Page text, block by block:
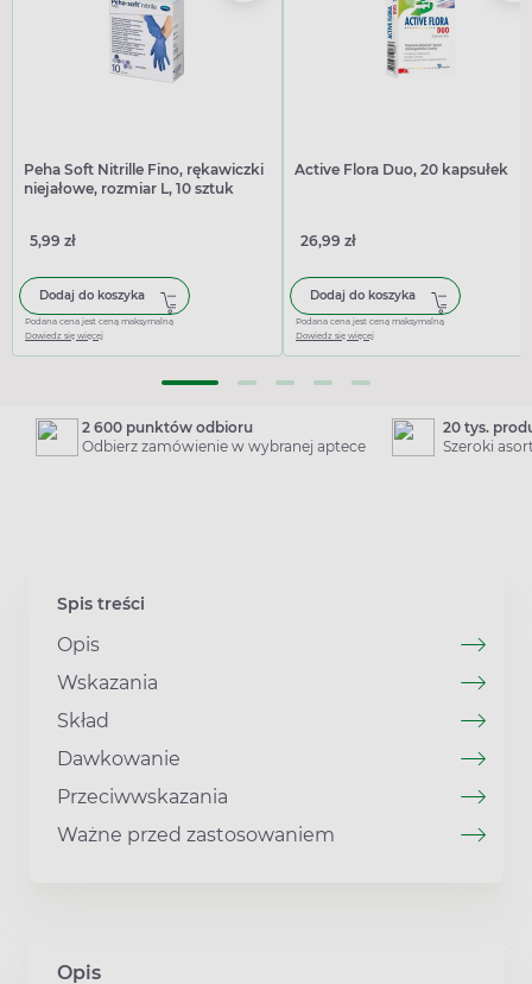
Peha Soft Nitrille Fino, rękawiczki
niejałowe, rozmiar L, 10 sztuk
5,99 zł
Dodaj do koszyka
Podana cena jest ceną maksymalną
Dowiedz się więcej
Active Flora Duo, 20 kapsułek
26,99 zł
Dodaj do koszyka
Podana cena jest ceną maksymalną
Dowiedz się więcej
2 600 punktów odbioru
Odbierz zamówienie w wybranej aptece
20 tys.
Szeroki
Spis treści
Opis
Wskazania
Skład
Dawkowanie
Przeciwwskazania
Ważne przed zastosowaniem
Opis